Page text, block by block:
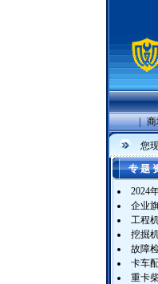
|
您
专 题
2024
企业
工程
挖掘
故障
卡车
重卡